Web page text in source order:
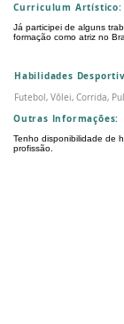
Curriculum Artístico:
Já participei de alguns
formação como atriz no
Habilidades
Futebol, Vôlei, Corrida,
Outras Informações:
Tenho disponibilidade de
profissão.